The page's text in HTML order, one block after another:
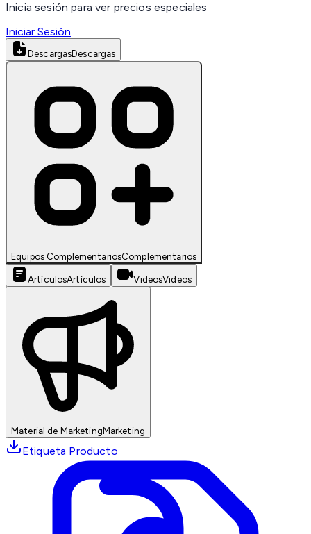
Inicia sesión para ver precios especiales
Iniciar Sesión
DescargasDescargas
Equipos ComplementariosComplementarios
ArtículosArtículos VideosVideos
Material de MarketingMarketing
Etiqueta Producto